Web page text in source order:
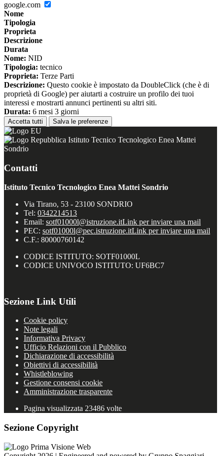
google.com
Nome
Tipologia
Proprieta
Descrizione
Durata
Nome: NID
Tipologia: tecnico
Proprieta: Terze Parti
Descrizione: Questo cookie è impostato da DoubleClick (che è di
proprietà di Google) per aiutarti a costruire un profilo dei tuoi
interessi e mostrarti annunci pertinenti su altri siti.
Durata: 6 mesi 3 giorni
Accetta tutti Salva le preferenze
Istituto Tecnico Tecnologico Enea Mattei
Sondrio
Contatti
Istituto Tecnico Tecnologico Enea Mattei Sondrio
Via Tirano, 53 - 23100 SONDRIO
Tel: 0342214513
Email: sotf01000l@istruzione.itLink per inviare una mail
PEC: sotf01000l@pec.istruzione.itLink per inviare una mail
C.F.: 80000760142
CODICE ISTITUTO: SOTF01000L
CODICE UNIVOCO ISTITUTO: UF6BC7
Sezione Link Utili
Cookie policy
Note legali
Informativa Privacy
Ufficio Relazioni con il Pubblico
Dichiarazione di accessibilità
Obiettivi di accessibilità
Whistleblowing
Gestione consensi cookie
Amministrazione trasparente
Pagina visualizzata 23486 volte
Sezione Copyright